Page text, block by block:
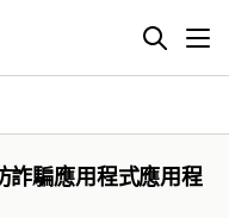
詐騙應用程式應用程